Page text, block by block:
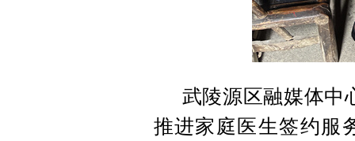
武陵源区融媒体中
推进家庭医生签约服